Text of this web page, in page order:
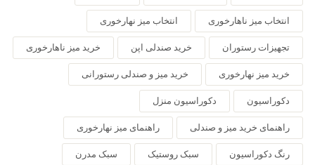
انتخاب میز ناهارخوری انتخاب میز نهارخوری
تجهیزات رستوران خرید صندلی اپن خرید میز ناهارخوری
خرید میز نهارخوری خرید میز و صندلی رستورانی
دکوراسیون دکوراسیون منزل
راهنمای خرید میز و صندلی راهنمای میز نهارخوری
رنگ دکوراسیون سبک روستیک سبک مدرن